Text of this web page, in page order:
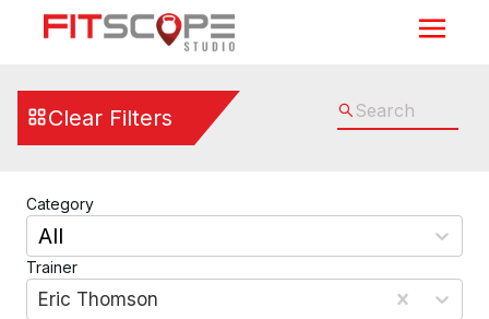
Clear Filters
Category
All
Trainer
Eric Thomson
Cycling, Elliptical, Running, Walking, Rowing, & Max